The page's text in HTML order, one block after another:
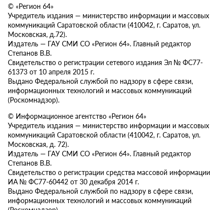
© «Регион 64»
Учредитель издания — министерство информации и массовых
коммуникаций Саратовской области (410042, г. Саратов, ул.
Московская, д.72).
Издатель — ГАУ СМИ СО «Регион 64». Главный редактор
Степанов В.В.
Свидетельство о регистрации сетевого издания Эл № ФС77-
61373 от 10 апреля 2015 г.
Выдано Федеральной службой по надзору в сфере связи,
информационных технологий и массовых коммуникаций
(Роскомнадзор).
© Информационное агентство «Регион 64»
Учредитель издания — министерство информации и массовых
коммуникаций Саратовской области (410042, г. Саратов, ул.
Московская, д. 72).
Издатель — ГАУ СМИ СО «Регион 64». Главный редактор
Степанов В.В.
Свидетельство о регистрации средства массовой информации
ИА № ФС77-60442 от 30 декабря 2014 г.
Выдано Федеральной службой по надзору в сфере связи,
информационных технологий и массовых коммуникаций